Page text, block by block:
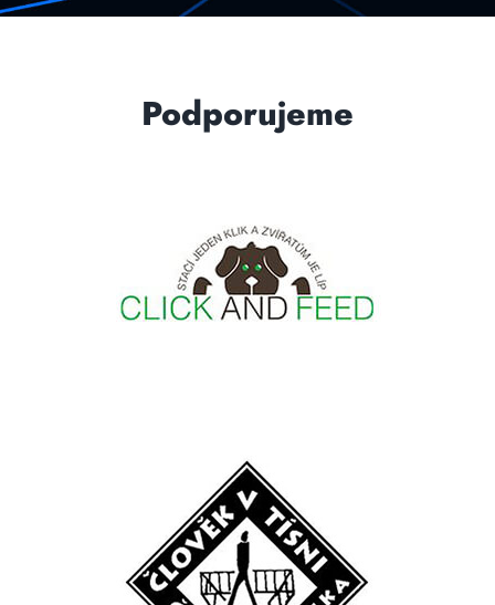
Podporujeme